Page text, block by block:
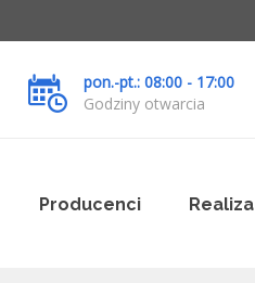
pon.-pt.: 08:00 - 17:00
Godziny otwarcia
Producenci